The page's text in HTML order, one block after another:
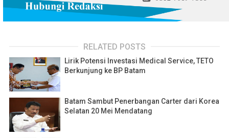
RELATED POSTS
Lirik Potensi Investasi Medical Service, TETO
Berkunjung ke BP Batam
Batam Sambut Penerbangan Carter dari Korea
Selatan 20 Mei Mendatang